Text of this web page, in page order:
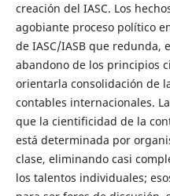
creación del IASC. Los
agobiante proceso político
de IASC/IASB que redunda,
abandono de los principios
orientarla consolidación de
contables internacionales.
que la cientificidad de la
está determinada por
clase, eliminando casi
los talentos individuales;